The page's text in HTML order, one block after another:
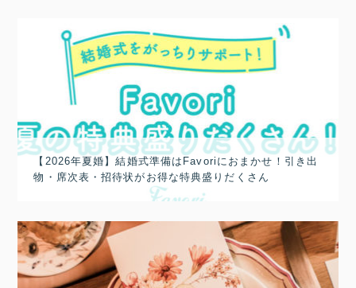
【2026年夏婚】結婚式準備はFavoriにおまかせ！引き出
物・席次表・招待状がお得な特典盛りだくさん